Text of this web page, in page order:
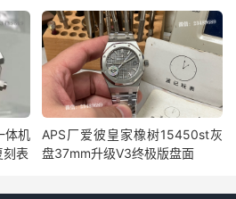
体机
刻表
APS厂爱彼皇家橡树15450st灰
盘37mm升级V3终极版盘面